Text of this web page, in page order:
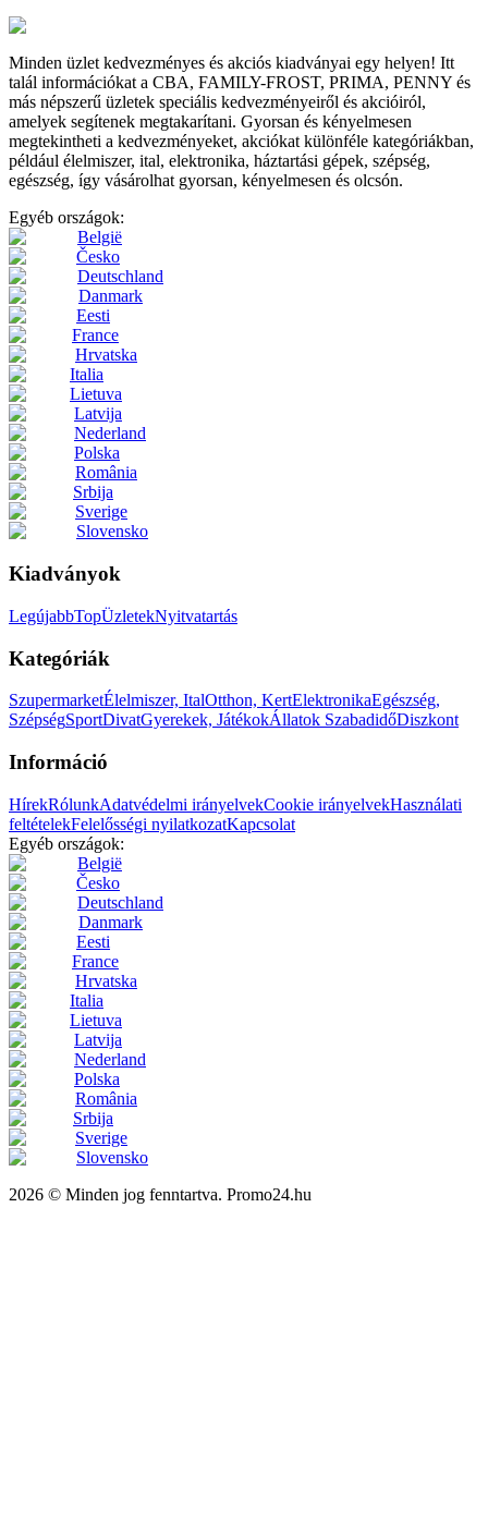
Minden üzlet kedvezményes és akciós kiadványai egy helyen! Itt
talál információkat a CBA, FAMILY-FROST, PRIMA, PENNY és
más népszerű üzletek speciális kedvezményeiről és akcióiról,
amelyek segítenek megtakarítani. Gyorsan és kényelmesen
megtekintheti a kedvezményeket, akciókat különféle kategóriákban,
például élelmiszer, ital, elektronika, háztartási gépek, szépség,
egészség, így vásárolhat gyorsan, kényelmesen és olcsón.
Egyéb országok:
België
Česko
Deutschland
Danmark
Eesti
France
Hrvatska
Italia
Lietuva
Latvija
Nederland
Polska
România
Srbija
Sverige
Slovensko
Kiadványok
LegújabbTopÜzletekNyitvatartás
Kategóriák
SzupermarketÉlelmiszer, ItalOtthon, KertElektronikaEgészség,
SzépségSportDivatGyerekek, JátékokÁllatok SzabadidőDiszkont
Információ
HírekRólunkAdatvédelmi irányelvekCookie irányelvekHasználati
feltételekFelelősségi nyilatkozatKapcsolat
Egyéb országok:
België
Česko
Deutschland
Danmark
Eesti
France
Hrvatska
Italia
Lietuva
Latvija
Nederland
Polska
România
Srbija
Sverige
Slovensko
2026 © Minden jog fenntartva. Promo24.hu